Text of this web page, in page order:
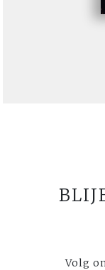
Volg